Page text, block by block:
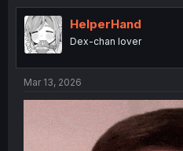
t
i
o
n
s
:
HelperHand
Dex-chan lover
Mar 13, 2026